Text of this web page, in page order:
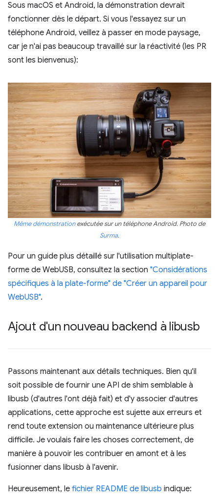
Sous macOS et Android, la démonstration devrait
fonctionner dès le départ. Si vous l'essayez sur un
téléphone Android, veillez à passer en mode paysage,
car je n'ai pas beaucoup travaillé sur la réactivité (les PR
sont les bienvenus):
Même démonstrationexécutée sur un téléphone Android. Photo de
Surma.
Pour un guide plus détaillé sur l'utilisation multiplate-
forme de WebUSB, consultez la section "Considérations
spécifiques à la plate-forme" de "Créer un appareil pour
WebUSB".
Ajout d'un nouveau backend à libusb
Passons maintenant aux détails techniques. Bien qu'il
soit possible de fournir une API de shim semblable à
libusb (d'autres l'ont déjà fait) et d'y associer d'autres
applications, cette approche est sujette aux erreurs et
rend toute extension ou maintenance ultérieure plus
difficile. Je voulais faire les choses correctement, de
manière à pouvoir les contribuer en amont et à les
fusionner dans libusb à l'avenir.
Heureusement, le fichier README de libusb indique: